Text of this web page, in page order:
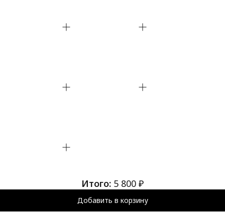
Итого: 5 800 ₽
Добавить в корзину